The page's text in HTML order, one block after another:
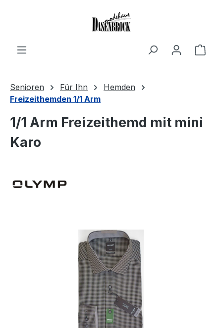
Senioren Für Ihn
Hemden
Freizeithemden 1/1 Arm
1/1 Arm Freizeithemd mit mini
Karo
Bildergalerie überspringen